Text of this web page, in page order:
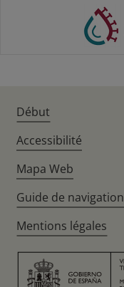
Début
Accessibilité
Mapa Web
Guide de navigation
Mentions légales